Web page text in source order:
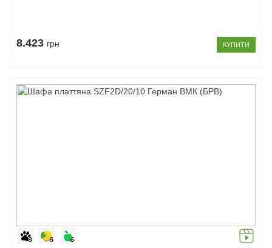
8.423 грн КУПИТИ